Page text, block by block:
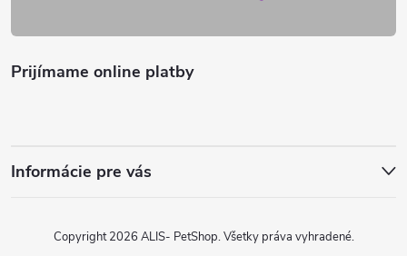
Prijímame online platby
Informácie pre vás
Copyright 2026 ALIS- PetShop. Všetky práva vyhradené.